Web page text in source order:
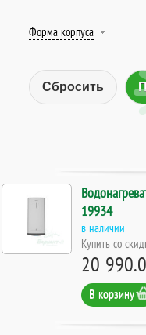
Форма корпуса
Сбросить
19934
в наличии
Купить со
20
В корзину